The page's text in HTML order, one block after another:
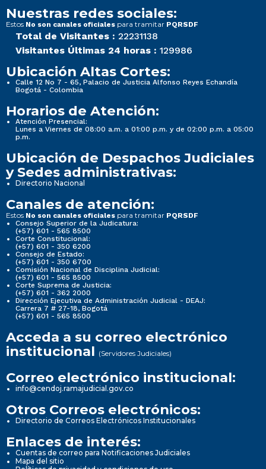
Nuestras redes sociales:
Estos No son canales oficiales para tramitar PQRSDF
Total de Visitantes : 22231138
Visitantes Últimas 24 horas : 129986
Ubicación Altas Cortes:
Calle 12 No 7 - 65, Palacio de Justicia Alfonso Reyes Echandía
Bogotá - Colombia
Horarios de Atención:
Atención Presencial:
Lunes a Viernes de 08:00 a.m. a 01:00 p.m. y de 02:00 p.m. a 05:00
p.m.
Ubicación de Despachos Judiciales
y Sedes administrativas:
Directorio Nacional
Canales de atención:
Estos No son canales oficiales para tramitar PQRSDF
Consejo Superior de la Judicatura:
(+57) 601 - 565 8500
Corte Constitucional:
(+57) 601 - 350 6200
Consejo de Estado:
(+57) 601 - 350 6700
Comisión Nacional de Disciplina Judicial:
(+57) 601 - 565 8500
Corte Suprema de Justicia:
(+57) 601 - 362 2000
Dirección Ejecutiva de Administración Judicial - DEAJ:
Carrera 7 # 27-18, Bogotá
(+57) 601 - 565 8500
Acceda a su correo electrónico
institucional (Servidores Judiciales)
Correo electrónico institucional:
info@cendoj.ramajudicial.gov.co
Otros Correos electrónicos:
Directorio de Correos Electrónicos Institucionales
Enlaces de interés:
Cuentas de correo para Notificaciones Judiciales
Mapa del sitio